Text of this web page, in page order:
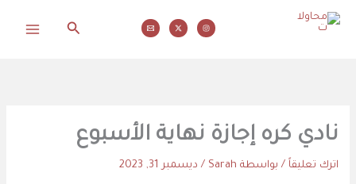
البحث
نادي كره إجازة نهاية الأسبوع
اترك تعليقاً / بواسطة Sarah
/ ديسمبر 31, 2023